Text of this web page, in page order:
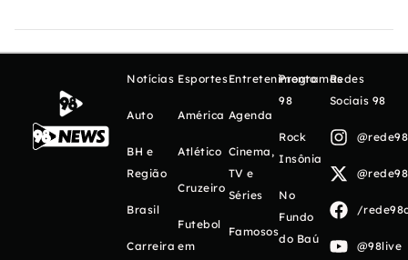
Notícias
Auto
BH e
Região
Brasil
Carreira
Esportes
América
Atlético
Cruzeiro
Futebol
em
Entretenimento
Agenda
Cinema,
TV e
Séries
Famosos
Programas
98
Rock
Insônia
No
Fundo
do Baú
Redes
Sociais 98
/
@98live